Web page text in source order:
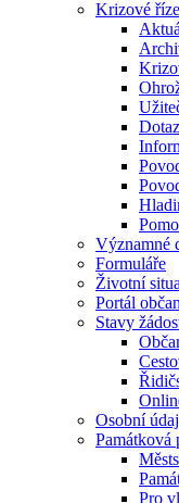
Krizové
Významné
Formuláře
Životní
Portál
Stavy
Osobní
Památková
Pro